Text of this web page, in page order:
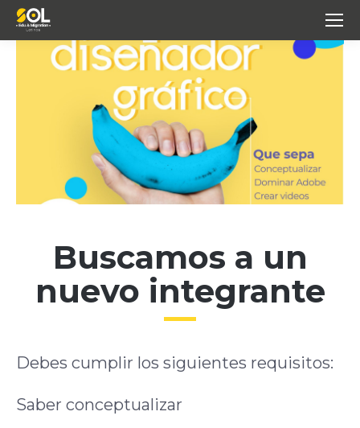
Buscamos a un
nuevo integrante
Debes cumplir los siguientes requisitos:
Saber conceptualizar